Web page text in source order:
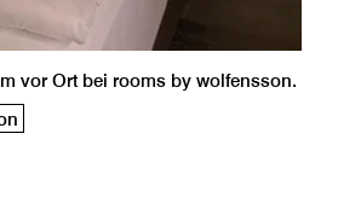
vor Ort bei rooms by wolfensson.